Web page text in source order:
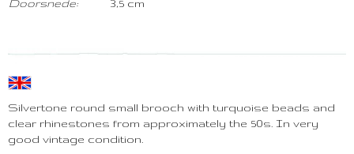
Doorsnede: 3,5 cm
Silvertone round small brooch with turquoise beads and
clear rhinestones from approximately the 50s. In very
good vintage condition.